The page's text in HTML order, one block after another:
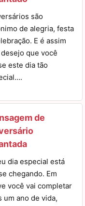
são
de alegria, festa
E é assim
que você
este dia tão
de
dia especial está
chegando. Em
você vai completar
um ano de vida,